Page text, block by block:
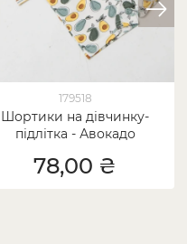
179518
Шортики на дівчинку-
підлітка - Авокадо
78,00 ₴